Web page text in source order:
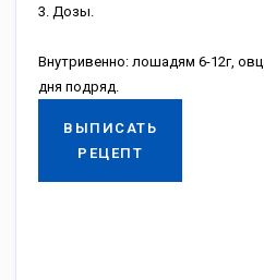
3. Дозы.
Внутривенно: лошадям 6-12г,
дня подряд.
ВЫПИСАТЬ
РЕЦЕПТ